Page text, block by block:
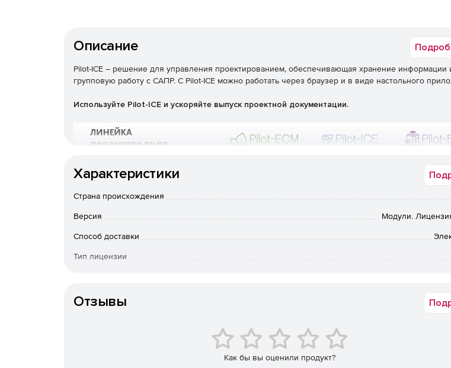
Описание
Pilot-ICE – решение для управления проектированием, обеспечивающая хранение информации
групповую работу с САПР. С Pilot-ICE можно работать через браузер и в виде настольного
Используйте Pilot-ICE и ускоряйте выпуск проектной документации.
Основные преимущества
Единая база электронных документов, удобный поиск и повторная работа с данными по
контроль и согласование документации. Электронный документ в формате XPS с защитой от
Характеристики
Страна происхождения
Версия Модули.
Способ доставки
Тип лицензии
Отзывы
Как бы вы оценили продукт?